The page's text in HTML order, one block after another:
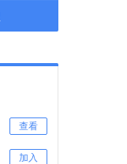
查看
加入